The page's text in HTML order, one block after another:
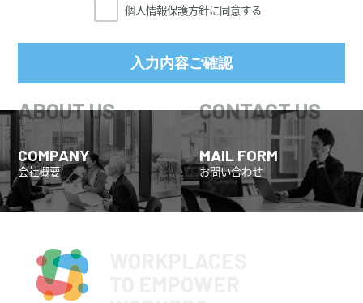
2．当社は、個人情報の取得、利用にあたっては、その利用目
的を特定することとし、特定された利用目的の達成に必要な
範囲を超えた個人情報の取扱い（目的外利用）はいたしませ
ん。また、目的外利用を行わないために、適切な管理措置を
3．当社は、ご本人の同意を得ている場合や法令にもとづく場
合等を除き、取得した個人情報を第三者に提供することはい
たしません。
4．当社は、個人情報の取扱いに関する苦情及び相談を受けた
場合は、その内容について迅速に事実関係等を調査し、合理
5．当社は、取得した個人情報を適切に管理するため、組織
的・人的・物理的・技術的な安全対策措置を講じ、個人情報
の漏えい、滅失又はき損の防止及び是正に取り組みます。
個人情報保護方針に同意する
COMPANY
会社概要
MAIL FORM
お問い合わせ